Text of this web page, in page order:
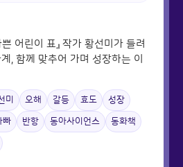
쁜 어린이 표』 작가 황선미가 들려
, 함께 맞추어 가며 성장하는 이
미 오해 갈등 효도 성장
빠 반항 동아사이언스 동화책